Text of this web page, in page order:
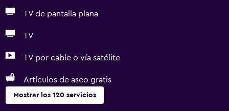
TV de pantalla plana
TV
TV por cable o vía satélite
Artículos de aseo gratis
Mostrar los 120 servicios